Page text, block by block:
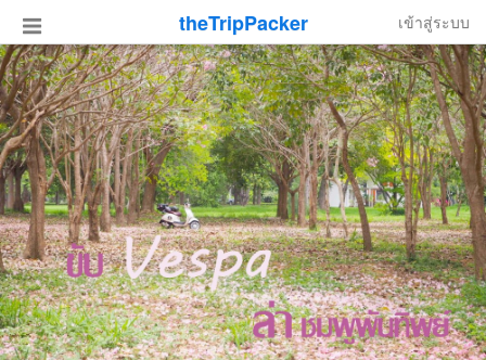
theTripPacker เข้าสู่ระบบ